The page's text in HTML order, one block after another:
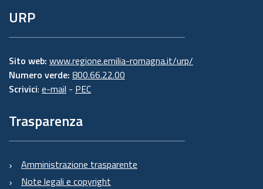
URP
Sito web: www.regione.emilia-romagna.it/urp/
Numero verde: 800.66.22.00
Scrivici: e-mail - PEC
Trasparenza
Amministrazione trasparente
Note legali e copyright